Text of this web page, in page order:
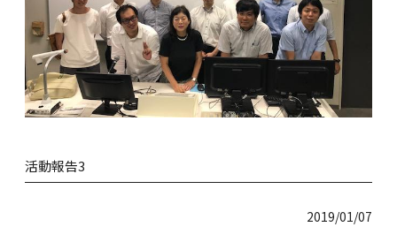
活動報告3
2019/01/07